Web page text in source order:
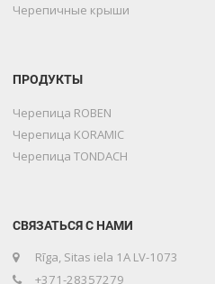
Черепичные крыши
ПРОДУКТЫ
Черепица ROBEN
Черепица KORAMIC
Черепица TONDACH
СВЯЗАТЬСЯ С НАМИ
Rīga, Sitas iela 1A LV-1073
+371-28357279